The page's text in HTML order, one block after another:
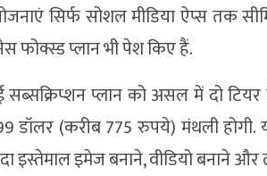
सिर्फ सोशल मीडिया ऐप्स तक
फोक्स्ड प्लान भी पेश किए हैं.
प्लान को असल में दो
डॉलर (करीब 775 रुपये) मंथली
इस्तेमाल इमेज बनाने, वीडियो बनाने